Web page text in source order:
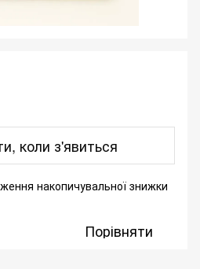
коли з'явиться
накопичувальної знижки
Порівняти